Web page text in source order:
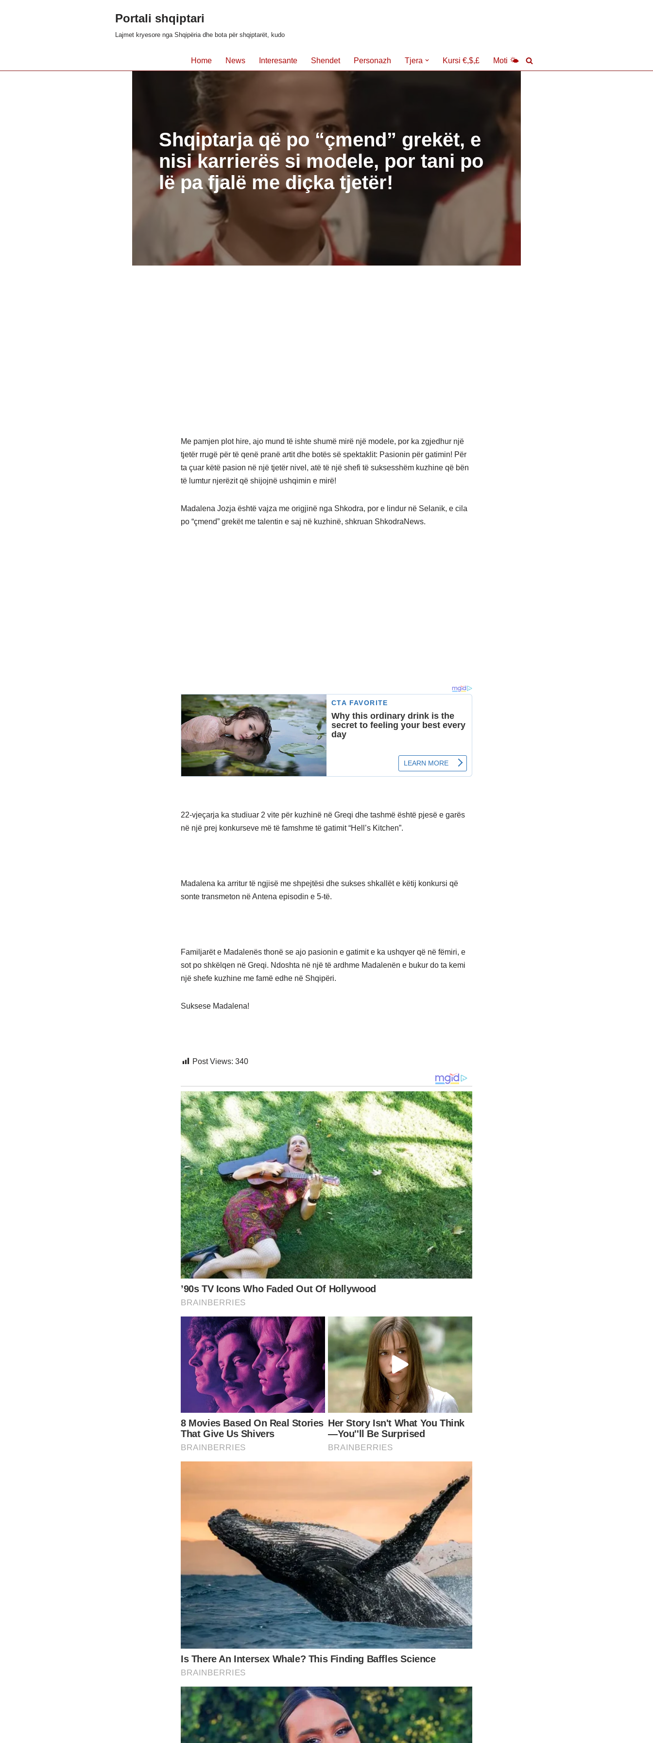
Portali shqiptari
Lajmet kryesore nga Shqipëria dhe bota për shqiptarët, kudo
Home News Interesante Shendet Personazh Tjera Kursi €,$,£ Moti 🌤
Shqiptarja që po “çmend” grekët, e
nisi karrierës si modele, por tani po
lë pa fjalë me diçka tjetër!
Me pamjen plot hire, ajo mund të ishte shumë mirë një modele, por ka zgjedhur një
tjetër rrugë për të qenë pranë artit dhe botës së spektaklit: Pasionin për gatimin! Për
ta çuar këtë pasion në një tjetër nivel, atë të një shefi të suksesshëm kuzhine që bën
të lumtur njerëzit që shijojnë ushqimin e mirë!
Madalena Jozja është vajza me origjinë nga Shkodra, por e lindur në Selanik, e cila
po “çmend” grekët me talentin e saj në kuzhinë, shkruan ShkodraNews.
22-vjeçarja ka studiuar 2 vite për kuzhinë në Greqi dhe tashmë është pjesë e garës
në një prej konkurseve më të famshme të gatimit “Hell’s Kitchen”.
Madalena ka arritur të ngjisë me shpejtësi dhe sukses shkallët e këtij konkursi që
sonte transmeton në Antena episodin e 5-të.
Familjarët e Madalenës thonë se ajo pasionin e gatimit e ka ushqyer që në fëmiri, e
sot po shkëlqen në Greqi. Ndoshta në një të ardhme Madalenën e bukur do ta kemi
një shefe kuzhine me famë edhe në Shqipëri.
Suksese Madalena!
Post Views: 340